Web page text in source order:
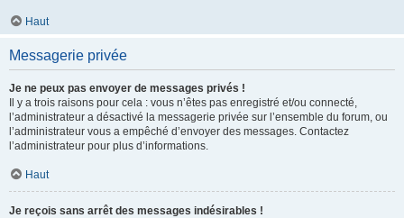
Haut
Messagerie privée
Je ne peux pas envoyer de messages privés !
Il y a trois raisons pour cela : vous n’êtes pas enregistré et/ou connecté,
l’administrateur a désactivé la messagerie privée sur l’ensemble du forum, ou
l’administrateur vous a empêché d’envoyer des messages. Contactez
l’administrateur pour plus d’informations.
Haut
Je reçois sans arrêt des messages indésirables !